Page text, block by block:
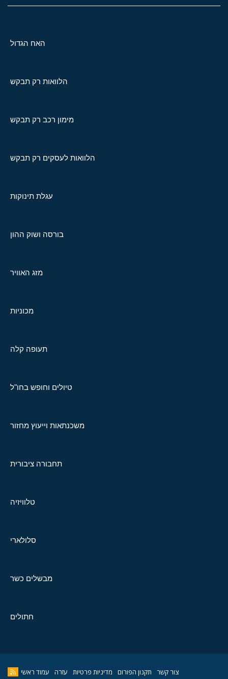
האח הגדול
הלוואות רק תבקש
מימון רכב רק תבקש
הלוואות לעסקים רק תבקש
עגלת תינוקות
בורסה ושוק ההון
מזג האוויר
מכוניות
תעופה קלה
טיולים וחופש בחו"ל
משכנתאות וייעוץ מחזור
תחבורה ציבורית
טלוויזיה
סלולארי
מבשלים כשר
חתולים
צור קשר תקנון הפורום מדיניות פרטיות עזרה עמוד ראשי